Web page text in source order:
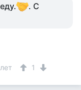
. С
1